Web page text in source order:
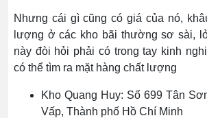
Nhưng cái gì cũng có giá của nó,
lượng ở các kho bãi thường sơ sài,
này đòi hỏi phải có trong tay kinh
có thể tìm ra mặt hàng chất lượng
Kho Quang Huy: Số 699 Tân
Vấp, Thành phố Hồ Chí Minh